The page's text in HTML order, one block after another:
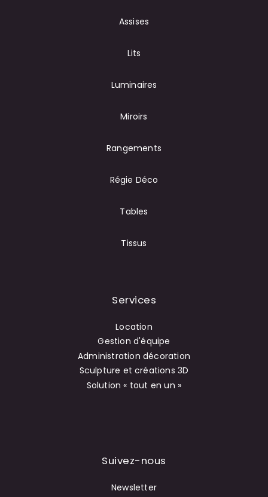
Assises
Lits
Luminaires
Miroirs
Rangements
Régie Déco
Tables
Tissus
Services
Location
Gestion d'équipe
Administration décoration
Sculpture et créations 3D
Solution « tout en un »
Suivez-nous
Newsletter